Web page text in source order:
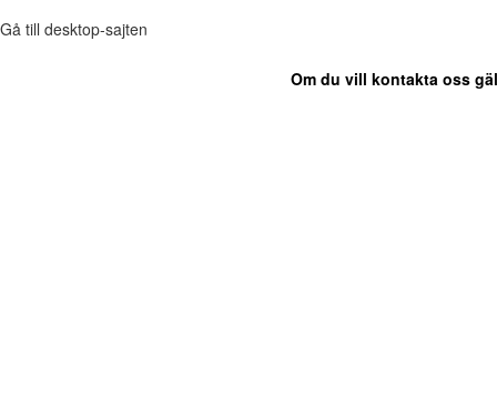
Gå till desktop-sajten
Om du vill kontakta oss